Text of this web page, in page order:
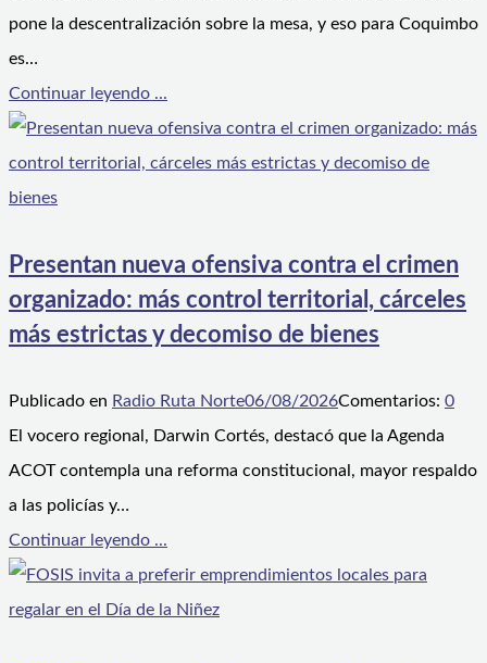
pone la descentralización sobre la mesa, y eso para Coquimbo
es…
Continuar leyendo ...
Presentan nueva ofensiva contra el crimen
organizado: más control territorial, cárceles
más estrictas y decomiso de bienes
Publicado en Radio Ruta Norte06/08/2026Comentarios: 0
El vocero regional, Darwin Cortés, destacó que la Agenda
ACOT contempla una reforma constitucional, mayor respaldo
a las policías y…
Continuar leyendo ...